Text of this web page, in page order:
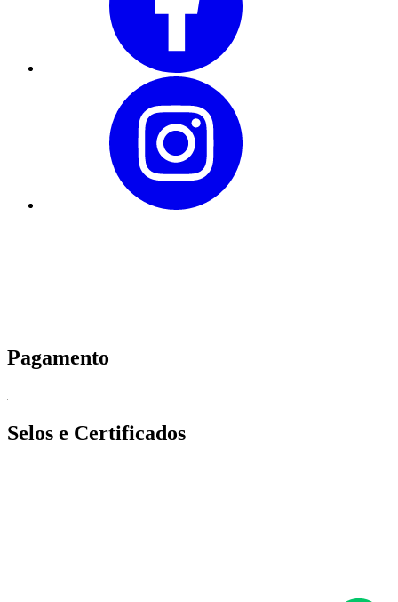
Pagamento
Selos e Certificados